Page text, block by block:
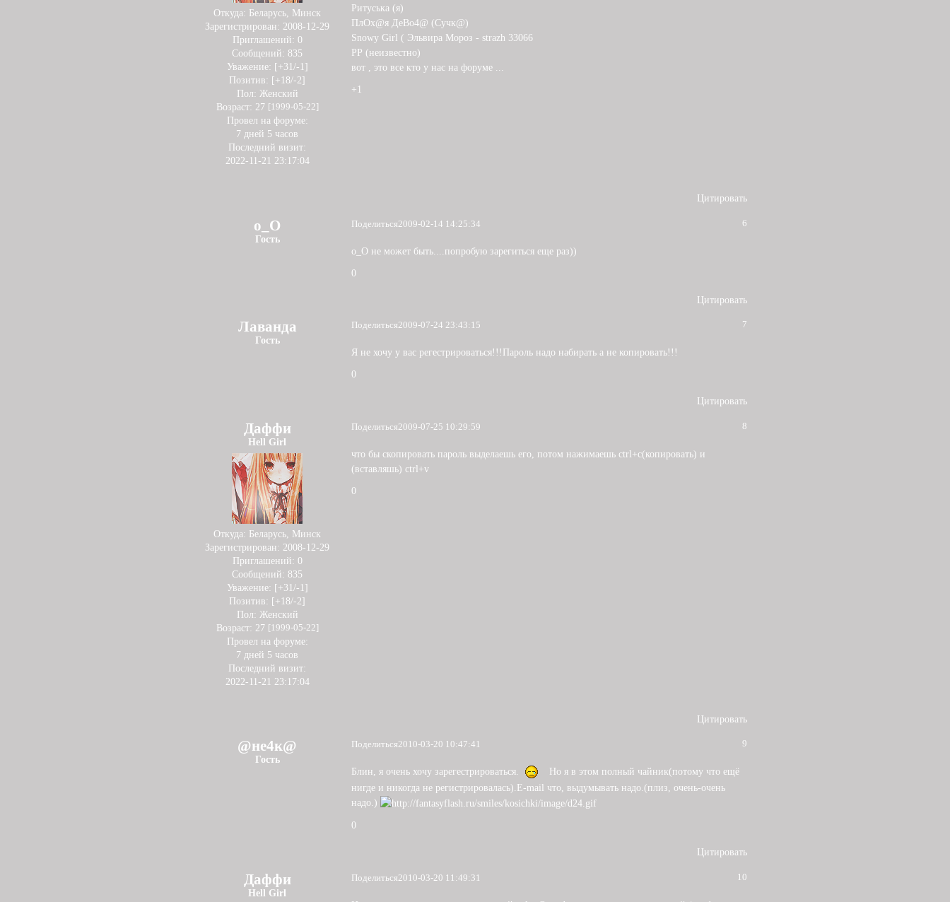
Откуда: Беларусь, Минск
Зарегистрирован: 2008-12-29
Приглашений: 0
Сообщений: 835
Уважение: [+31/-1]
Позитив: [+18/-2]
Пол: Женский
Возраст: 27 [1999-05-22]
Провел на форуме:
7 дней 5 часов
Последний визит:
2022-11-21 23:17:04
Ритуська (я)
ПлОх@я ДеВо4@ (Сучк@)
Snowy Girl ( Эльвира Мороз - strazh 33066
РР (неизвестно)
вот , это все кто у нас на форуме ...
+1
Цитировать
Поделиться 6
2009-02-14 14:25:34
о_О
Гость
о_О не может быть....попробую зарегиться еще раз))
0
Цитировать
Поделиться 7
2009-07-24 23:43:15
Лаванда
Гость
Я не хочу у вас регестрироваться!!!Пароль надо набирать а не копировать!!!
0
Цитировать
Поделиться 8
2009-07-25 10:29:59
Даффи
Hell Girl
Откуда: Беларусь, Минск
Зарегистрирован: 2008-12-29
Приглашений: 0
Сообщений: 835
Уважение: [+31/-1]
Позитив: [+18/-2]
Пол: Женский
Возраст: 27 [1999-05-22]
Провел на форуме:
7 дней 5 часов
Последний визит:
2022-11-21 23:17:04
что бы скопировать пароль выделаешь его, потом нажимаешь ctrl+c(копировать) и
(вставляшь) ctrl+v
0
Цитировать
Поделиться 9
2010-03-20 10:47:41
@не4к@
Гость
Блин, я очень хочу зарегестрироваться.
Но я в этом полный чайник(потому что ещё
нигде и никогда не регистрировалась).E-mail что, выдумывать надо.(плиз, очень-очень
надо.)
0
Цитировать
Поделиться 10
2010-03-20 11:49:31
Даффи
Hell Girl